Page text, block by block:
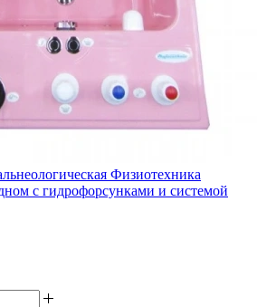
Физиотехника
с гидрофорсунками и системой